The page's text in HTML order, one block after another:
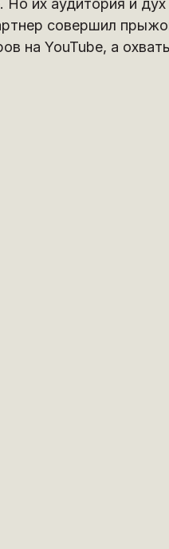
их аудитория и
совершил
на YouTube, а